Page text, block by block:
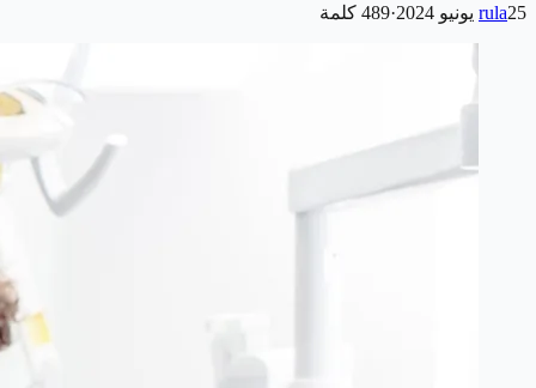
rula25 يونيو 2024 ·
489 كلمة